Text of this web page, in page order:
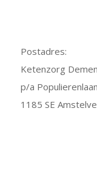
Postadres:
Ketenzorg
p/a
1185 SE